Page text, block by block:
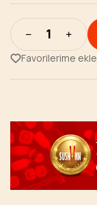
Favorilerime ekle